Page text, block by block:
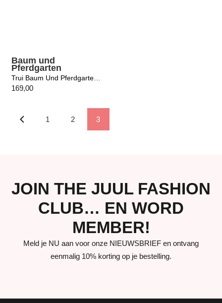
Baum und
Pferdgarten
Trui Baum Und Pferdgarten / Julle Port Royale
169,00
1 2 3
JOIN THE JUUL FASHION
CLUB… EN WORD
MEMBER!
Meld je NU aan voor onze NIEUWSBRIEF en ontvang
eenmalig 10% korting op je bestelling.